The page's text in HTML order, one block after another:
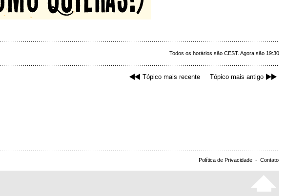
Todos os horários são CEST. Agora são 19:30
Tópico mais recente Tópico mais antigo
Política de Privacidade - Contato